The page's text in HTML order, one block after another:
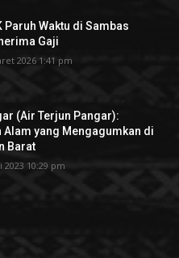
Paruh Waktu di Sambas
Gaji
2026 1:41 pm
(Air Terjun Pangar):
Alam yang Mengagumkan di
Barat
2023 10:29 pm